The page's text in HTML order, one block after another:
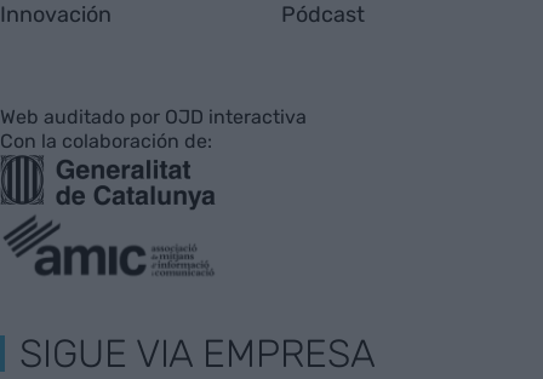
Innovación Pódcast
Web auditado por OJD interactiva
Con la colaboración de:
SIGUE VIA EMPRESA